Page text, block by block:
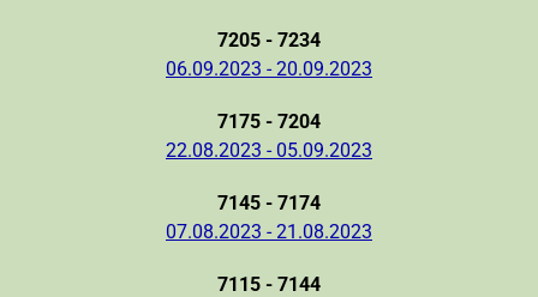
7205 - 7234
06.09.2023 - 20.09.2023
7175 - 7204
22.08.2023 - 05.09.2023
7145 - 7174
07.08.2023 - 21.08.2023
7115 - 7144